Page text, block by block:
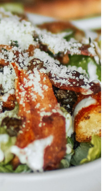
BOUTIQUE